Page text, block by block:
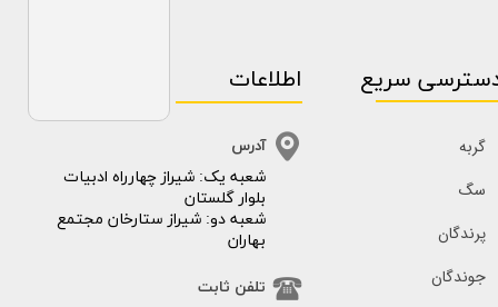
سریع
گربه
سگ
پرندگان
جوندگان
​​شعبه یک: شیراز چهارراه ادبیات
بلوار گلستان
شعبه دو: شیراز ستارخان مجتمع
بهاران
اطلاعات
آدرس
تلفن ثابت